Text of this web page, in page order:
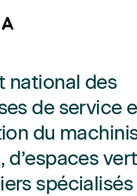
national des
de service
du
d’espaces
spécialisés